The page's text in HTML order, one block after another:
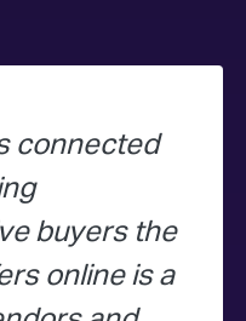
connected
buyers the
online is a